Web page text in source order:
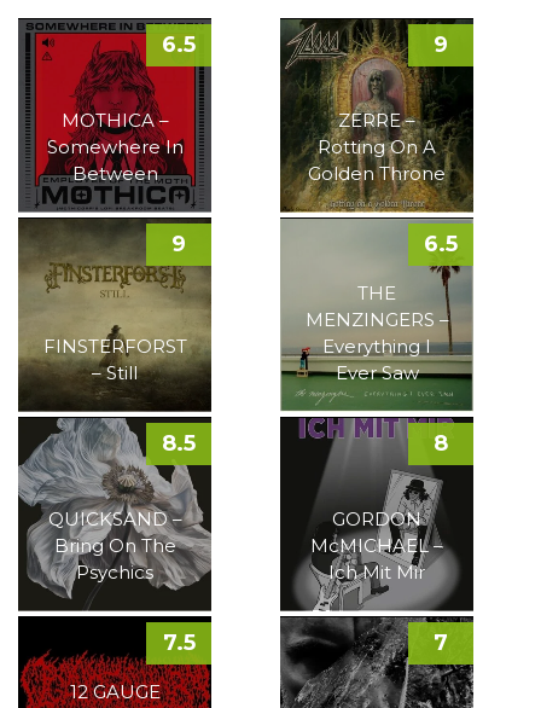
MOTHICA –
Somewhere In
Between
6.5
ZERRE –
Rotting On A
Golden Throne
9
FINSTERFORST
– Still
9
THE
MENZINGERS –
Everything I
Ever Saw
6.5
QUICKSAND –
Bring On The
Psychics
8.5
GORDON
McMICHAEL –
Ich Mit Mir
8
12 GAUGE
7.5 7